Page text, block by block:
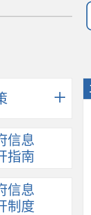
信息
指南
信息
制度